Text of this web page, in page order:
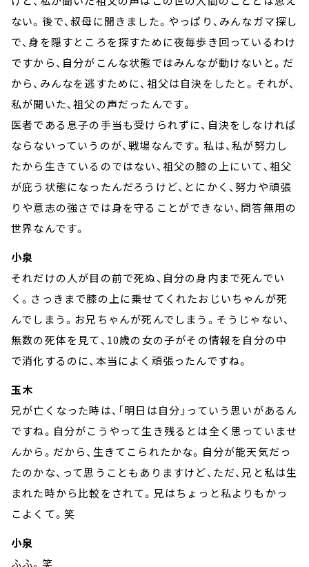
ない。後で、叔母に聞きました。やっぱり、みんなガマ探し
で、身を隠すところを探すために夜毎歩き回っているわけ
ですから、自分がこんな状態ではみんなが動けないと。だ
から、みんなを逃すために、祖父は自決をしたと。それが、
私が聞いた、祖父の声だったんです。
医者である息子の手当も受けられずに、自決をしなければ
ならないっていうのが、戦場なんです。私は、私が努力し
たから生きているのではない、祖父の膝の上にいて、祖父
が庇う状態になったんだろうけど、とにかく、努力や頑張
りや意志の強さでは身を守ることができない、問答無用の
世界なんです。
小泉
それだけの人が目の前で死ぬ、自分の身内まで死んでい
く。さっきまで膝の上に乗せてくれたおじいちゃんが死
んでしまう。お兄ちゃんが死んでしまう。そうじゃない、
無数の死体を見て、10歳の女の子がその情報を自分の中
で消化するのに、本当によく頑張ったんですね。
玉木
兄が亡くなった時は、「明日は自分」っていう思いがあるん
ですね。自分がこうやって生き残るとは全く思っていませ
んから。だから、生きてこられたかな。自分が能天気だっ
たのかな、って思うこともありますけど、ただ、兄と私は生
まれた時から比較をされて。兄はちょっと私よりもかっ
こよくて。笑
小泉
ふふ。笑